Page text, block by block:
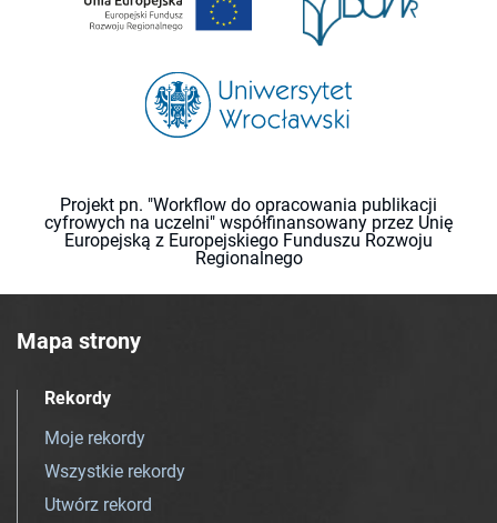
Projekt pn. "Workflow do opracowania publikacji
cyfrowych na uczelni" współfinansowany przez Unię
Europejską z Europejskiego Funduszu Rozwoju
Regionalnego
Mapa strony
Rekordy
Moje rekordy
Wszystkie rekordy
Utwórz rekord